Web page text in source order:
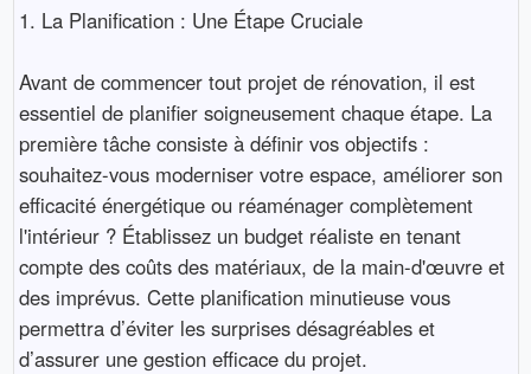
1. La Planification : Une Étape Cruciale
Avant de commencer tout projet de rénovation, il est
essentiel de planifier soigneusement chaque étape. La
première tâche consiste à définir vos objectifs :
souhaitez-vous moderniser votre espace, améliorer son
efficacité énergétique ou réaménager complètement
l'intérieur ? Établissez un budget réaliste en tenant
compte des coûts des matériaux, de la main-d'œuvre et
des imprévus. Cette planification minutieuse vous
permettra d’éviter les surprises désagréables et
d’assurer une gestion efficace du projet.